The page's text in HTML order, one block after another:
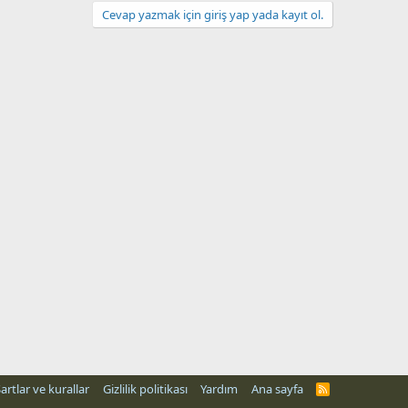
Cevap yazmak için giriş yap yada kayıt ol.
ve kurallar Gizlilik politikası Yardım Ana sayfa
R